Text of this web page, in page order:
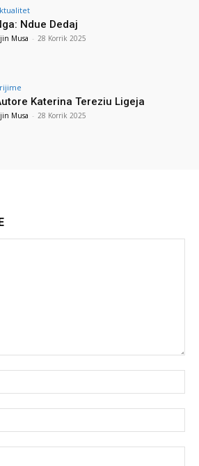
Ndue Dedaj
Musa - 28 Korrik 2025
Katerina Tereziu Ligeja
Musa - 28 Korrik 2025